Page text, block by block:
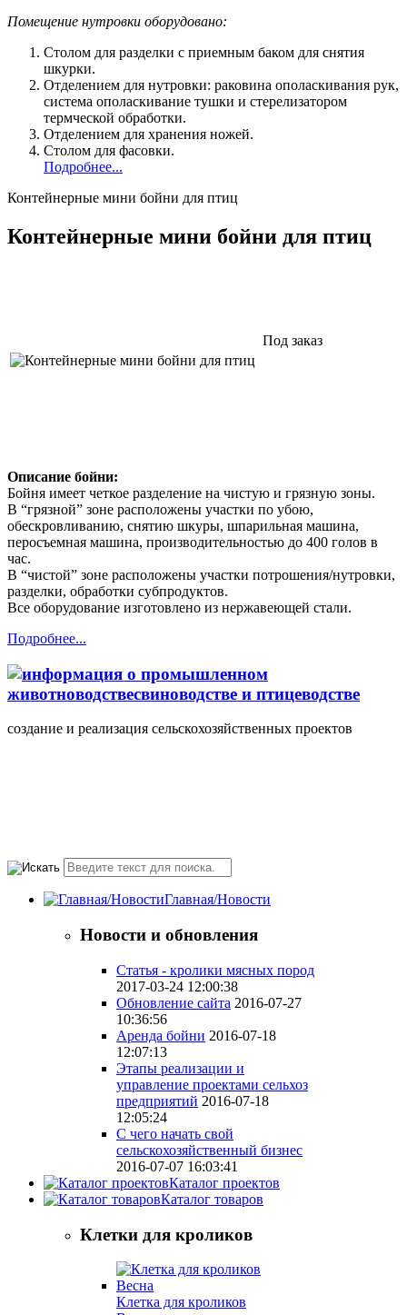
Помещение нутровки оборудовано:
Столом для разделки с приемным баком для снятия
шкурки.
Отделением для нутровки: раковина ополаскивания рук,
система ополаскивание тушки и стерелизатором
термческой обработки.
Отделением для хранения ножей.
Столом для фасовки.
Подробнее...
Контейнерные мини бойни для птиц
Контейнерные мини бойни для птиц
Под заказ
Описание бойни:
Бойня имеет четкое разделение на чистую и грязную зоны.
В “грязной” зоне расположены участки по убою,
обескровливанию, снятию шкуры, шпарильная машина,
перосъемная машина, производительностью до 400 голов в
час.
В “чистой” зоне расположены участки потрошения/нутровки,
разделки, обработки субпродуктов.
Все оборудование изготовлено из нержавеющей стали.
Подробнее...
создание и реализация сельскохозяйственных проектов
Главная/Новости
Новости и обновления
Статья - кролики мясных пород
2017-03-24 12:00:38
Обновление сайта 2016-07-27
10:36:56
Аренда бойни 2016-07-18
12:07:13
Этапы реализации и
управление проектами сельхоз
предприятий 2016-07-18
12:05:24
С чего начать свой
сельскохозяйственный бизнес
2016-07-07 16:03:41
Каталог проектов
Каталог товаров
Клетки для кроликов
Клетка для кроликов